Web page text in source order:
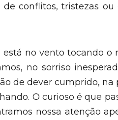
conflitos, tristezas ou
no vento tocando o
no sorriso
de dever cumprido, na
O curioso é que
nossa atenção